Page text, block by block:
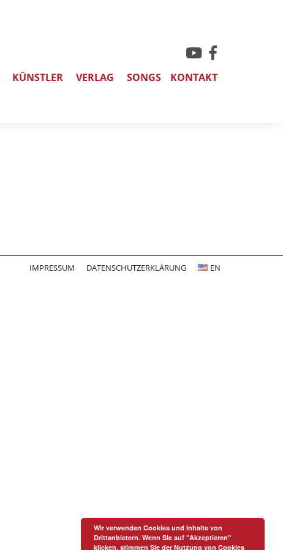
KÜNSTLER VERLAG SONGS KONTAKT
IMPRESSUM DATENSCHUTZERKLÄRUNG EN
Wir verwenden Cookies und Inhalte von
Drittanbietern. Wenn Sie auf "Akzeptieren"
klicken, stimmen Sie der Nutzung von Cookies